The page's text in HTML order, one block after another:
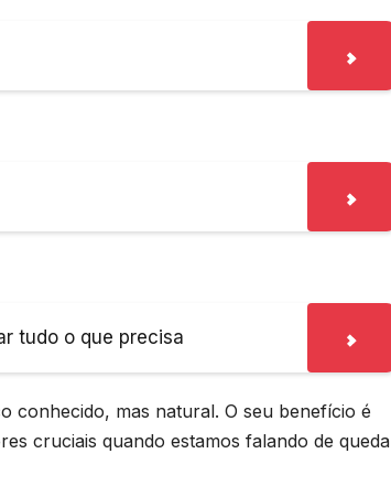
tudo o que precisa
conhecido, mas natural. O seu benefício é
cruciais quando estamos falando de queda